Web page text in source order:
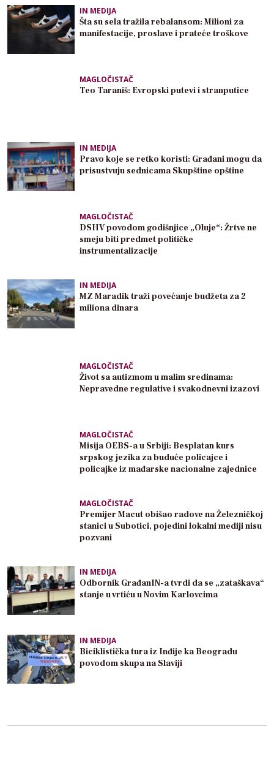
IN MEDIJA
Šta su sela tražila rebalansom: Milioni za
manifestacije, proslave i prateće troškove
MAGLOČISTAČ
Teo Taraniš: Evropski putevi i stranputice
IN MEDIJA
Pravo koje se retko koristi: Građani mogu da
prisustvuju sednicama Skupštine opštine
MAGLOČISTAČ
DSHV povodom godišnjice „Oluje“: Žrtve ne
smeju biti predmet političke
instrumentalizacije
IN MEDIJA
MZ Maradik traži povećanje budžeta za 2
miliona dinara
MAGLOČISTAČ
Život sa autizmom u malim sredinama:
Nepravedne regulative i svakodnevni izazovi
MAGLOČISTAČ
Misija OEBS-a u Srbiji: Besplatan kurs
srpskog jezika za buduće policajce i
policajke iz mađarske nacionalne zajednice
MAGLOČISTAČ
Premijer Macut obišao radove na Železničkoj
stanici u Subotici, pojedini lokalni mediji nisu
pozvani
IN MEDIJA
Odbornik GrađanIN-a tvrdi da se „zataškava“
stanje u vrtiću u Novim Karlovcima
IN MEDIJA
Biciklistička tura iz Inđije ka Beogradu
povodom skupa na Slaviji